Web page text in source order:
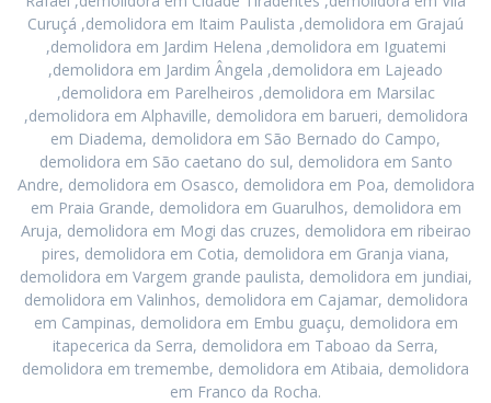
Curuçá ,demolidora em Itaim Paulista ,demolidora em Grajaú
,demolidora em Jardim Helena ,demolidora em Iguatemi
,demolidora em Jardim Ângela ,demolidora em Lajeado
,demolidora em Parelheiros ,demolidora em Marsilac
,demolidora em Alphaville, demolidora em barueri, demolidora
em Diadema, demolidora em São Bernado do Campo,
demolidora em São caetano do sul, demolidora em Santo
Andre, demolidora em Osasco, demolidora em Poa, demolidora
em Praia Grande, demolidora em Guarulhos, demolidora em
Aruja, demolidora em Mogi das cruzes, demolidora em ribeirao
pires, demolidora em Cotia, demolidora em Granja viana,
demolidora em Vargem grande paulista, demolidora em jundiai,
demolidora em Valinhos, demolidora em Cajamar, demolidora
em Campinas, demolidora em Embu guaçu, demolidora em
itapecerica da Serra, demolidora em Taboao da Serra,
demolidora em tremembe, demolidora em Atibaia, demolidora
em Franco da Rocha.